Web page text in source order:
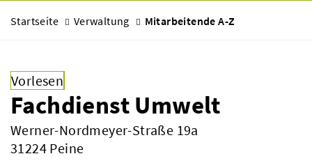
Startseite Verwaltung Mitarbeitende A-Z
Vorlesen
Fachdienst Umwelt
Werner-Nordmeyer-Straße 19a
31224 Peine